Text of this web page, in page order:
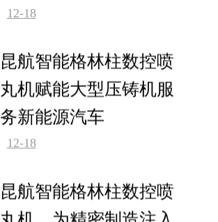
12-18
昆航智能格林柱数控喷
丸机赋能大型压铸机服
务新能源汽车
12-18
昆航智能格林柱数控喷
丸机，为精密制造注入